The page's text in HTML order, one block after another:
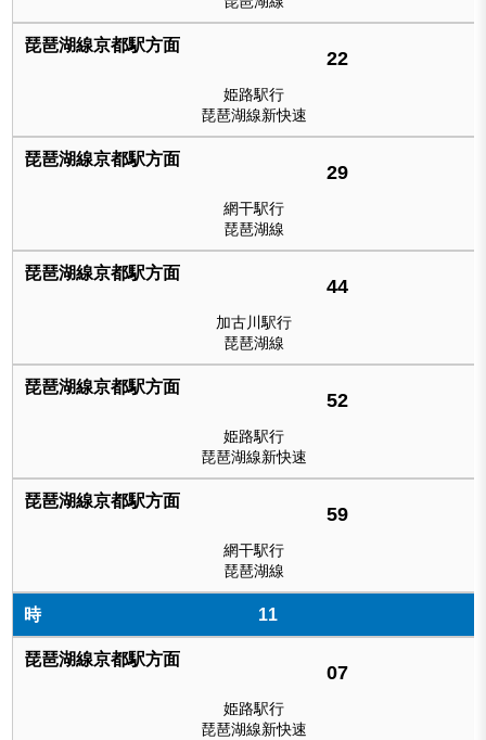
22
姫路駅行
琵琶湖線新快速
29
網干駅行
琵琶湖線
44
加古川駅行
琵琶湖線
52
姫路駅行
琵琶湖線新快速
59
網干駅行
琵琶湖線
11
07
姫路駅行
琵琶湖線新快速